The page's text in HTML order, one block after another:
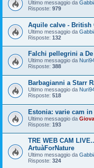
Ultimo messaggio da
Risposte: 979
Aquile calve - British
Ultimo messaggio da
Risposte: 132
Falchi pellegrini a
Ultimo messaggio da
Risposte: 388
Barbagianni a Starr
Ultimo messaggio da
Risposte: 518
Estonia: varie cam
Ultimo messaggio da
Risposte: 193
TRE WEB CAM
ArtuàForNature
Ultimo messaggio da
Risposte: 324